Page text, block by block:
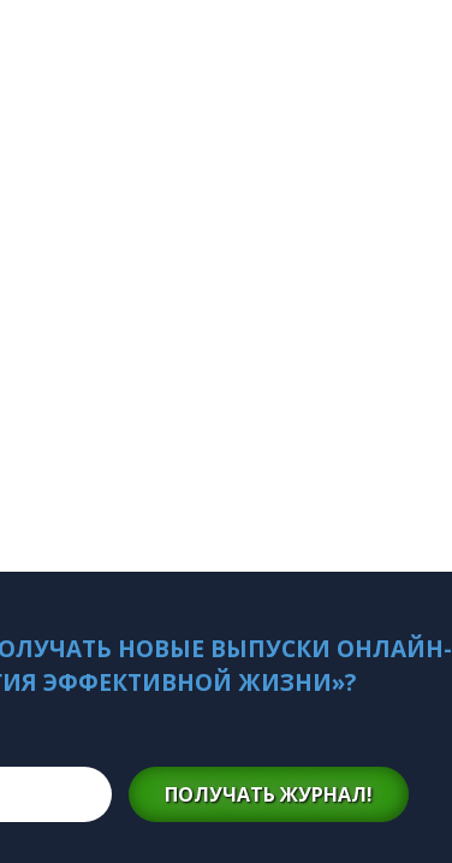
НОВЫЕ ВЫПУСКИ ОНЛАЙН-
ЭФФЕКТИВНОЙ ЖИЗНИ»?
ПОЛУЧАТЬ ЖУРНАЛ!